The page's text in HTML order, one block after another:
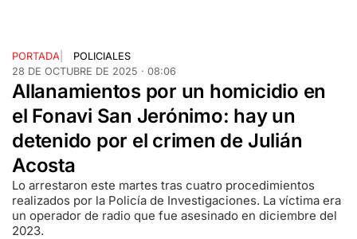
PORTADA
POLICIALES
28 DE OCTUBRE DE 2025 · 08:06
Allanamientos por un homicidio en
el Fonavi San Jerónimo: hay un
detenido por el crimen de Julián
Acosta
Lo arrestaron este martes tras cuatro procedimientos
realizados por la Policía de Investigaciones. La víctima era
un operador de radio que fue asesinado en diciembre del
2023.